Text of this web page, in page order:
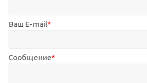
Ваш E-mail*
Сообщение*